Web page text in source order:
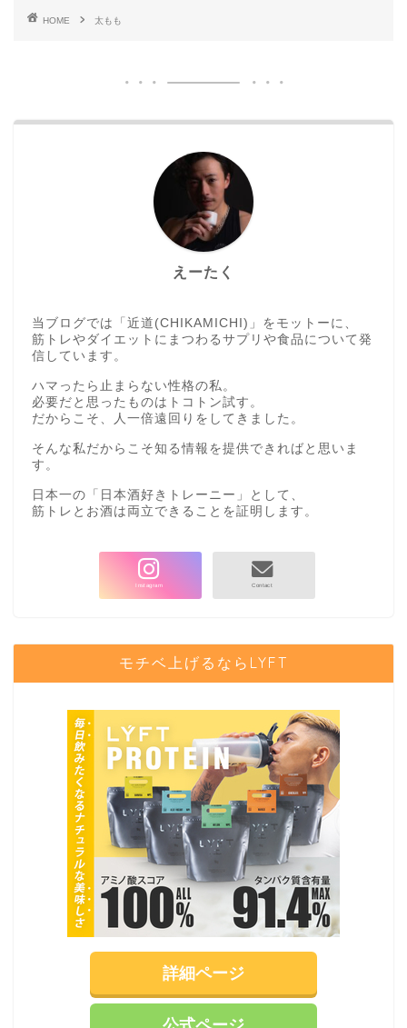
HOME 太もも
えーたく
当ブログでは「近道(CHIKAMICHI)」をモットーに、
筋トレやダイエットにまつわるサプリや食品について発
信しています。
ハマったら止まらない性格の私。
必要だと思ったものはトコトン試す。
だからこそ、人一倍遠回りをしてきました。
そんな私だからこそ知る情報を提供できればと思いま
す。
日本一の「日本酒好きトレーニー」として、
筋トレとお酒は両立できることを証明します。
モチベ上げるならLYFT
詳細ページ